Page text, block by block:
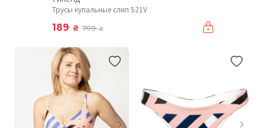
Трусы купальные слип 521V
189 ₴ 799₴